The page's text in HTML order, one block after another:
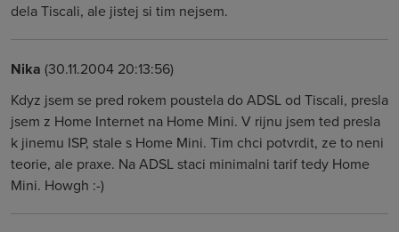
dela Tiscali, ale jistej si tim nejsem.
Nika (30.11.2004 20:13:56)
Kdyz jsem se pred rokem poustela do ADSL od Tiscali, presla
jsem z Home Internet na Home Mini. V rijnu jsem ted presla
k jinemu ISP, stale s Home Mini. Tim chci potvrdit, ze to neni
teorie, ale praxe. Na ADSL staci minimalni tarif tedy Home
Mini. Howgh :-)